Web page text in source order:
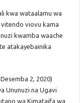
kwa wataalamu wa
viovu kama
kwamba waache
atakayebainika
2, 2020)
Ununuzi na Ugavi
wa Kimataifa wa